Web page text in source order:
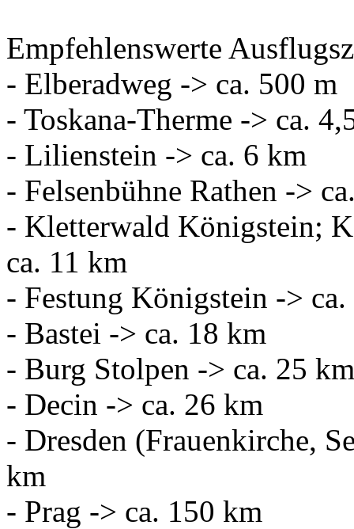
Empfehlenswerte
- Elberadweg -> ca. 500 m
- Toskana-Therme -> ca.
- Lilienstein -> ca. 6 km
- Felsenbühne Rathen ->
- Kletterwald Königstein;
ca. 11 km
- Festung Königstein ->
- Bastei -> ca. 18 km
- Burg Stolpen -> ca. 25 km
- Decin -> ca. 26 km
- Dresden (Frauenkirche,
km
- Prag -> ca. 150 km